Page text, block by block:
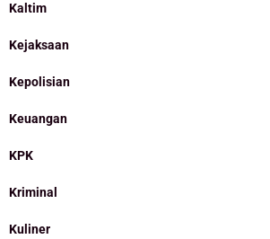
Kaltim
Kejaksaan
Kepolisian
Keuangan
KPK
Kriminal
Kuliner